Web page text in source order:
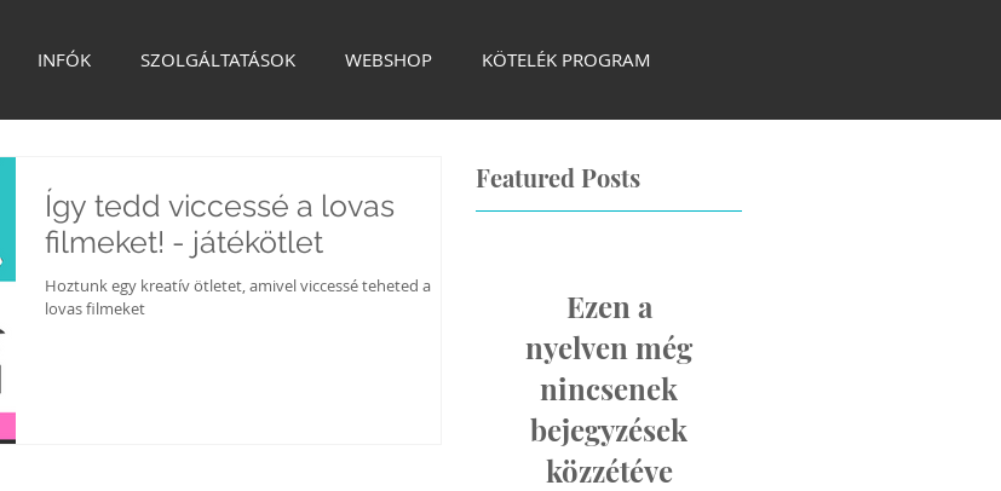
INFÓK SZOLGÁLTATÁSOK WEBSHOP KÖTELÉK PROGRAM
Így tedd viccessé a lovas
filmeket! - játékötlet
Hoztunk egy kreatív ötletet, amivel viccessé teheted a
lovas filmeket
Featured Posts
Ezen a
nyelven még
nincsenek
bejegyzések
közzétéve